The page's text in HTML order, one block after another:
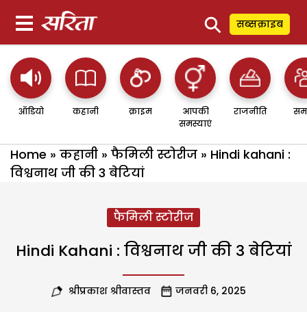
⚲ सब्सक्राइब
ऑडियो कहानी क्राइम
आपकी
समस्याएं
राजनीति
Home » कहानी » फैमिली स्टोरीज » Hindi kahani :
विश्वनाथ जी की 3 बेटियां
फैमिली स्टोरीज
Hindi Kahani : विश्वनाथ जी की 3 बेटियां
श्रीप्रकाश श्रीवास्तव जनवरी 6, 2025